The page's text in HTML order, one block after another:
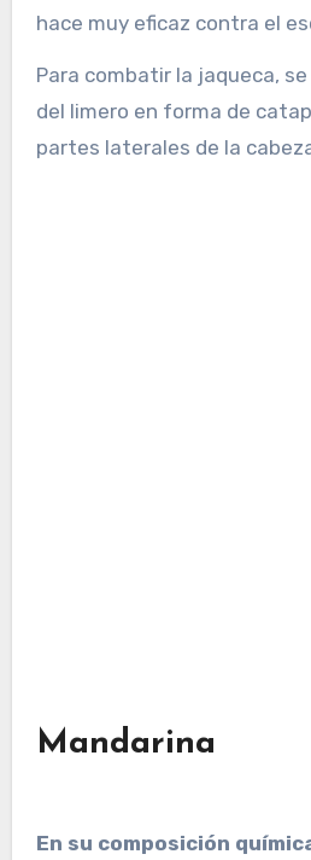
hace muy eficaz contra el
Para combatir la jaqueca,
del limero en forma de
partes laterales de la
Mandarina
En su composición